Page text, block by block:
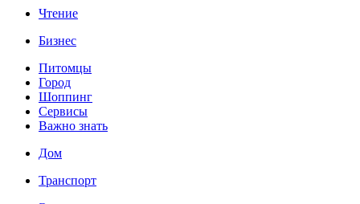
Чтение
Бизнес
Питомцы
Город
Шоппинг
Сервисы
Важно знать
Дом
Транспорт